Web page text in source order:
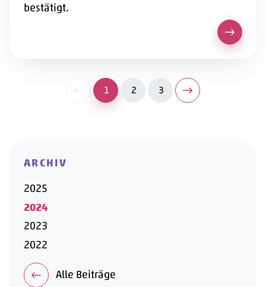
bestätigt.
ARCHIV
2025
2024
2023
2022
Alle Beiträge
Seite zurück blättern
Seite 1Seite 2Seite 3 Seite weiter